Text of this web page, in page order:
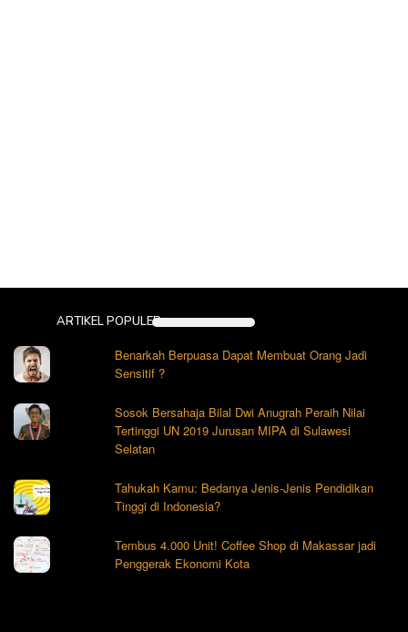
ARTIKEL POPULER
Benarkah Berpuasa Dapat Membuat Orang Jadi
Sensitif ?
Sosok Bersahaja Bilal Dwi Anugrah Peraih Nilai
Tertinggi UN 2019 Jurusan MIPA di Sulawesi
Selatan
Tahukah Kamu: Bedanya Jenis-Jenis Pendidikan
Tinggi di Indonesia?
Tembus 4.000 Unit! Coffee Shop di Makassar jadi
Penggerak Ekonomi Kota